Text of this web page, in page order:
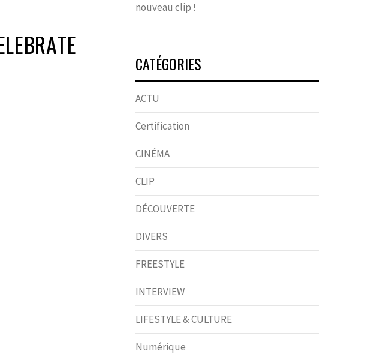
nouveau clip !
CATÉGORIES
ACTU
Certification
CINÉMA
CLIP
DÉCOUVERTE
DIVERS
FREESTYLE
INTERVIEW
LIFESTYLE & CULTURE
Numérique